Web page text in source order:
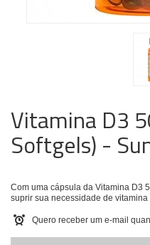
Vitamina D3
Softgels) -
Com uma cápsula da Vitamina D3
suprir sua necessidade de
Quero receber um e-mail